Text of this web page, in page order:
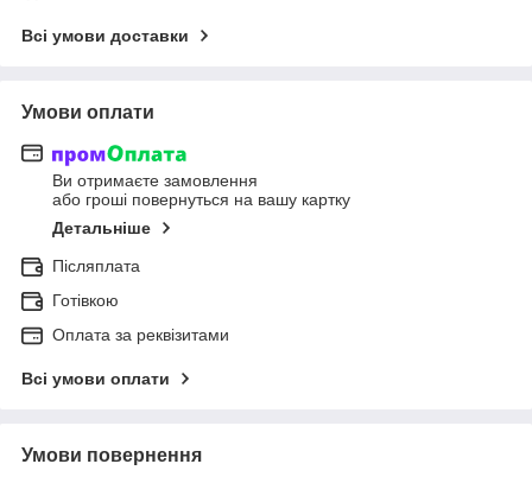
Всі умови доставки
Умови оплати
Ви отримаєте замовлення
або гроші повернуться на вашу картку
Детальніше
Післяплата
Готівкою
Оплата за реквізитами
Всі умови оплати
Умови повернення